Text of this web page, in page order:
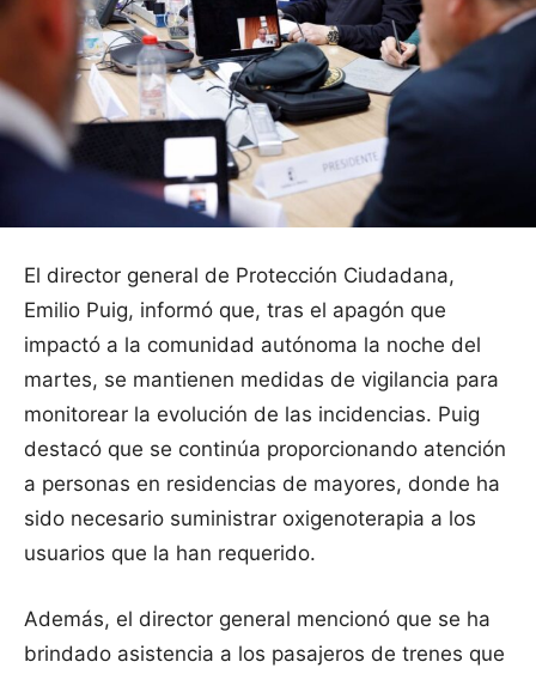
El director general de Protección Ciudadana,
Emilio Puig, informó que, tras el apagón que
impactó a la comunidad autónoma la noche del
martes, se mantienen medidas de vigilancia para
monitorear la evolución de las incidencias. Puig
destacó que se continúa proporcionando atención
a personas en residencias de mayores, donde ha
sido necesario suministrar oxigenoterapia a los
usuarios que la han requerido.
Además, el director general mencionó que se ha
brindado asistencia a los pasajeros de trenes que